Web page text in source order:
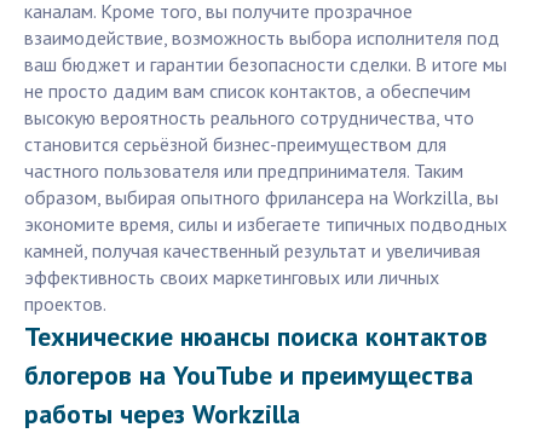
каналам. Кроме того, вы получите прозрачное
взаимодействие, возможность выбора исполнителя под
ваш бюджет и гарантии безопасности сделки. В итоге мы
не просто дадим вам список контактов, а обеспечим
высокую вероятность реального сотрудничества, что
становится серьёзной бизнес-преимуществом для
частного пользователя или предпринимателя. Таким
образом, выбирая опытного фрилансера на Workzilla, вы
экономите время, силы и избегаете типичных подводных
камней, получая качественный результат и увеличивая
эффективность своих маркетинговых или личных
проектов.
Технические нюансы поиска контактов
блогеров на YouTube и преимущества
работы через Workzilla